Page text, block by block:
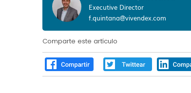
Executive Director
f.quintana@vivendex.com
Comparte este artículo